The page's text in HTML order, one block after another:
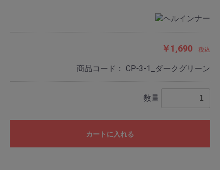
￥1,690 税込
商品コード： CP-3-1_ダークグリーン
数量
カートに入れる